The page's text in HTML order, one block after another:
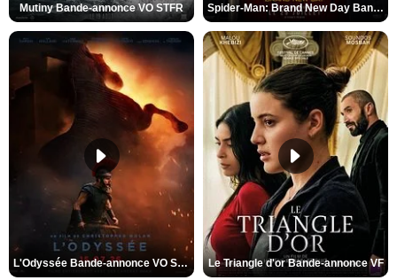
Mutiny Bande-annonce VO STFR Spider-Man: Brand New Day Bande-annonce VO STFR
L'Odyssée Bande-annonce VO STFR Le Triangle d'or Bande-annonce VF